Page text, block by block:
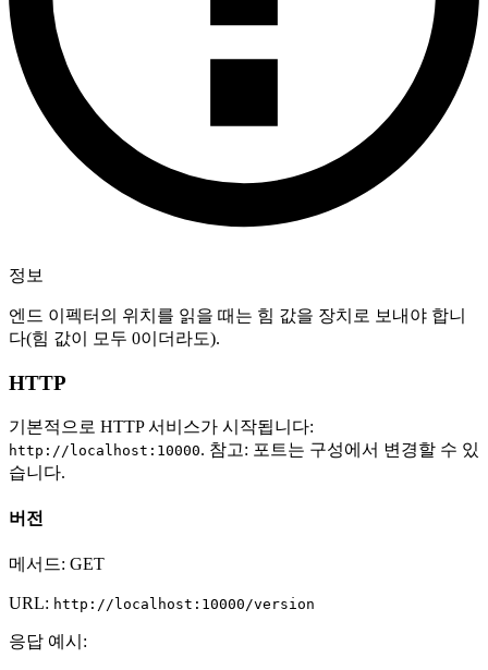
정보
엔드 이펙터의 위치를 읽을 때는 힘 값을 장치로 보내야 합니
다(힘 값이 모두 0이더라도).
HTTP
기본적으로 HTTP 서비스가 시작됩니다:
http://localhost:10000. 참고: 포트는 구성에서 변경할 수 있
습니다.
버전
메서드: GET
URL: http://localhost:10000/version
응답 예시: